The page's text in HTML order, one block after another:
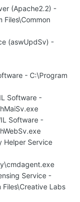
(Apache2.2) -
Files\Common
(aswUpdSv) -
- C:\Program
Software -
Software -
Helper Service
Service -
Files\Creative Labs